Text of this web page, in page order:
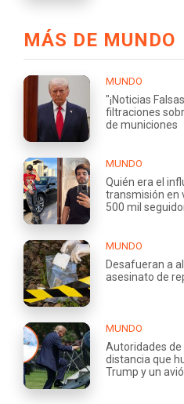
MÁS DE MUNDO
MUNDO
"¡Noticias
filtraciones
de municiones
MUNDO
Quién era el
transmisión en
500 mil
MUNDO
Desafueran a
asesinato de
MUNDO
Autoridades de
distancia que
Trump y un